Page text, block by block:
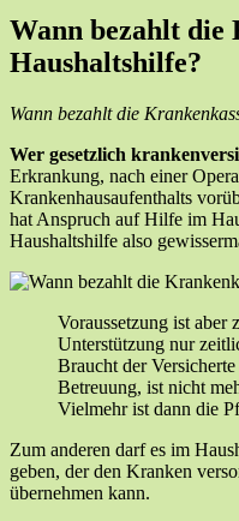
Wann bezahlt die
Haushaltshilfe?
Wann bezahlt die
Wer gesetzlich
Erkrankung, nach einer
Krankenhausaufenthalts
hat Anspruch auf Hilfe im
Haushaltshilfe also
Voraussetzung ist aber
Unterstützung nur
Braucht der
Betreuung, ist nicht
Vielmehr ist dann die
Zum anderen darf es im
geben, der den Kranken
übernehmen kann.